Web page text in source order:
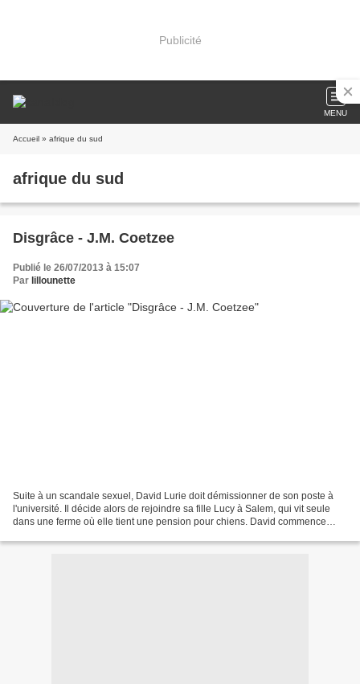
Publicité
MENU
Accueil » afrique du sud
afrique du sud
Disgrâce - J.M. Coetzee
Publié le 26/07/2013 à 15:07
Par lillounette
Suite à un scandale sexuel, David Lurie doit démissionner de son poste à
l'université. Il décide alors de rejoindre sa fille Lucy à Salem, qui vit seule
dans une ferme où elle tient une pension pour chiens. David commence